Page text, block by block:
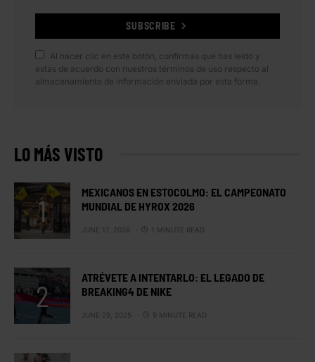
SUBSCRIBE
Al hacer clic en este botón, confirmas que has leído y
estas de acuerdo con nuestros términos de uso respecto al
almacenamiento de información enviada por esta forma.
LO MÁS VISTO
MEXICANOS EN ESTOCOLMO: EL CAMPEONATO
MUNDIAL DE HYROX 2026
JUNE 17, 2026 1 MINUTE READ
ATRÉVETE A INTENTARLO: EL LEGADO DE
BREAKING4 DE NIKE
JUNE 29, 2025 9 MINUTE READ